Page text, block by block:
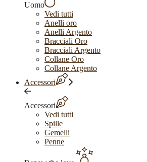
Uomo
Vedi tutti
Anelli oro
Anelli Argento
Bracciali Oro
Bracciali Argento
Collane Oro
Collane Argento
Accessori
Accessori
Vedi tutti
Spille
Gemelli
Penne